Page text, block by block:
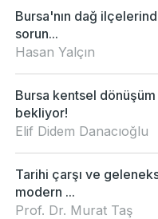
Bursa'nın dağ
sorun...
Hasan Yalçın
Bursa kentsel
bekliyor!
Elif Didem Danacıoğlu
Tarihi çarşı ve
modern ...
Prof. Dr. Murat Taş